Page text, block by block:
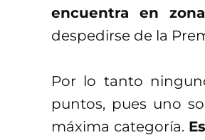
encuentra en
despedirse de la
Por lo tanto
puntos, pues uno
máxima categoría.